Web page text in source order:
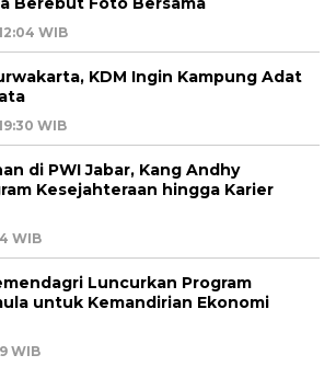
WIB
KDM Ingin Kampung Adat
WIB
di PWI Jabar, Kang Andhy
Kesejahteraan hingga Karier
WIB
Luncurkan Program
untuk Kemandirian Ekonomi
WIB